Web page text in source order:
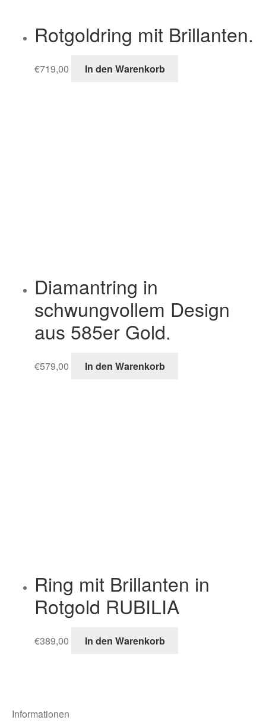
Rotgoldring mit Brillanten.
€719,00 In den Warenkorb
Diamantring in
schwungvollem Design
aus 585er Gold.
€579,00 In den Warenkorb
Ring mit Brillanten in
Rotgold RUBILIA
€389,00 In den Warenkorb
Informationen